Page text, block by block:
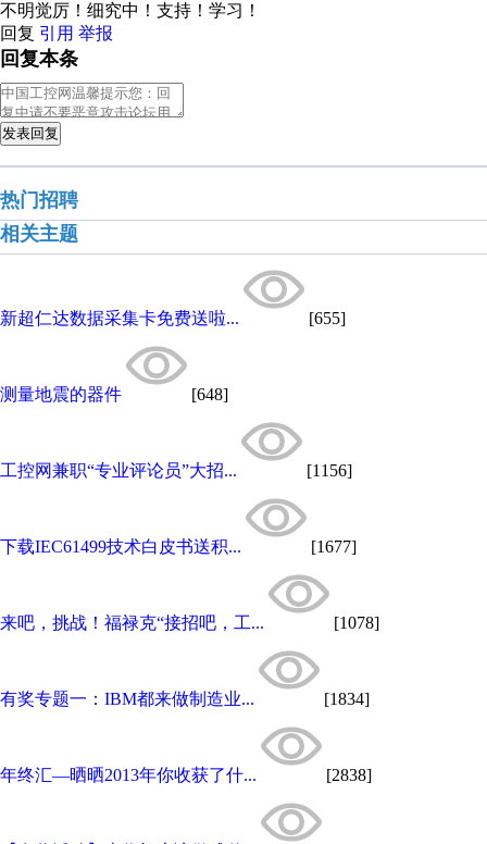
不明觉厉！细究中！支持！学习！
回复 引用 举报
回复本条
发表回复
热门招聘
相关主题
新超仁达数据采集卡免费送啦... [655]
测量地震的器件 [648]
工控网兼职“专业评论员”大招... [1156]
下载IEC61499技术白皮书送积... [1677]
来吧，挑战！福禄克“接招吧，工... [1078]
有奖专题一：IBM都来做制造业... [1834]
年终汇—晒晒2013年你收获了什... [2838]